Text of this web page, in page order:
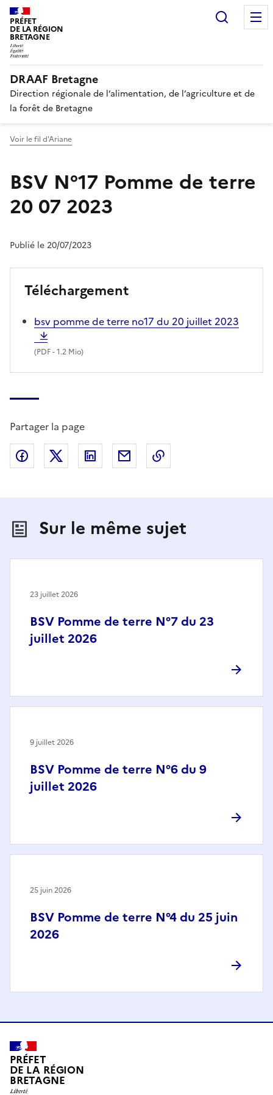
PRÉFET
DE LA RÉGION
BRETAGNE
DRAAF Bretagne
Direction régionale de l’alimentation, de l’agriculture et de
la forêt de Bretagne
Voir le fil d'Ariane
BSV N°17 Pomme de terre
20 07 2023
Publié le 20/07/2023
Téléchargement
bsv pomme de terre no17 du 20 juillet 2023
(PDF- 1.2 Mio)
Partager la page
Partager sur Facebook
Partager sur X (anciennement Twitter)
Partager sur LinkedIn
Partager par email
Sur le même sujet
BSV Pomme de terre N°7 du 23
juillet 2026
23 juillet 2026
BSV Pomme de terre N°6 du 9
juillet 2026
9 juillet 2026
BSV Pomme de terre N°4 du 25 juin
2026
25 juin 2026
PRÉFET
DE LA RÉGION
BRETAGNE